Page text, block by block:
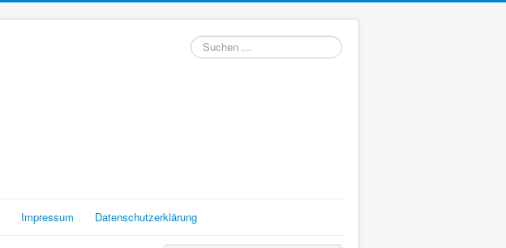
Suchen
Impressum Datenschutzerklärung